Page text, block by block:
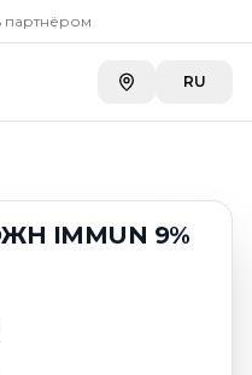
партнёром
RU
IMMUN 9%
9%